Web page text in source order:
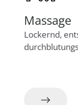
Massage
Lockernd,